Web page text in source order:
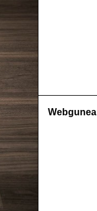
Webgunea